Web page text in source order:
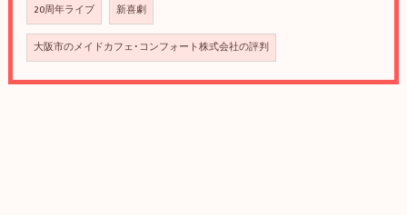
20周年ライブ 新喜劇
大阪市のメイドカフェ･コンフォート株式会社の評判